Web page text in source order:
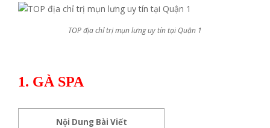
TOP địa chỉ trị mụn lưng uy tín tại Quận 1
1. GÀ SPA
Nội Dung Bài Viết